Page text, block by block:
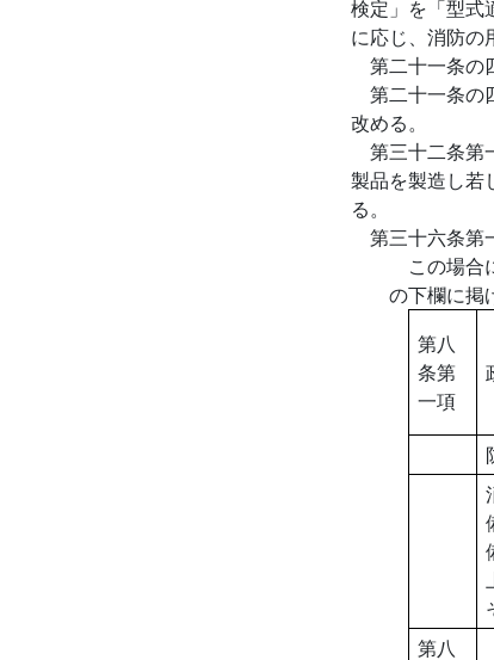
検定」を「型式
に応じ、消防の
第二十一条の
第二十一条の
改める。
第三十二条第
製品を製造し若
る。
第三十六条第
この場合
の下欄に掲
第八
条第
一項
第八